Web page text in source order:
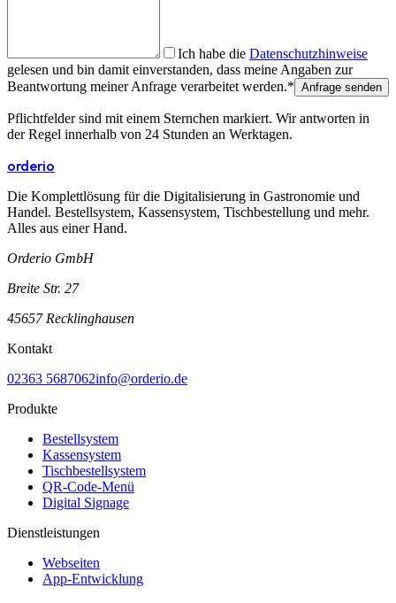
Ich habe die Datenschutzhinweise
gelesen und bin damit einverstanden, dass meine Angaben zur
Beantwortung meiner Anfrage verarbeitet werden.* Anfrage senden
Pflichtfelder sind mit einem Sternchen markiert. Wir antworten in
der Regel innerhalb von 24 Stunden an Werktagen.
orderio
Die Komplettlösung für die Digitalisierung in Gastronomie und
Handel. Bestellsystem, Kassensystem, Tischbestellung und mehr.
Alles aus einer Hand.
Orderio GmbH
Breite Str. 27
45657 Recklinghausen
Kontakt
02363 5687062info@orderio.de
Produkte
Bestellsystem
Kassensystem
Tischbestellsystem
QR-Code-Menü
Digital Signage
Dienstleistungen
Webseiten
App-Entwicklung